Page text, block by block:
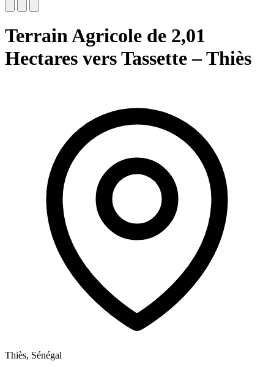
Terrain Agricole de 2,01
Hectares vers Tassette – Thiès
Thiès, Sénégal